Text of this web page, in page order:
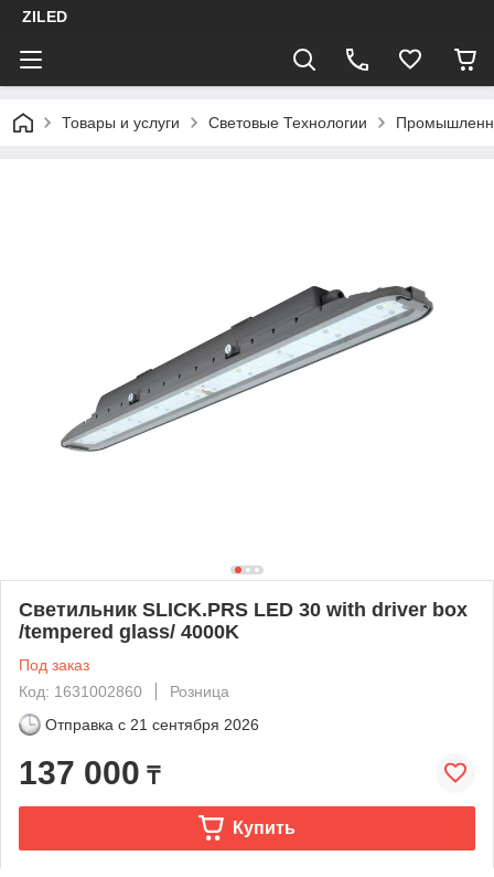
ZILED
Товары и услуги Световые Технологии
Светильник SLICK.PRS LED 30 with driver box
/tempered glass/ 4000K
Под заказ
Код: 1631002860
Розница
Отправка с 21 сентября 2026
137 000 ₸
Купить